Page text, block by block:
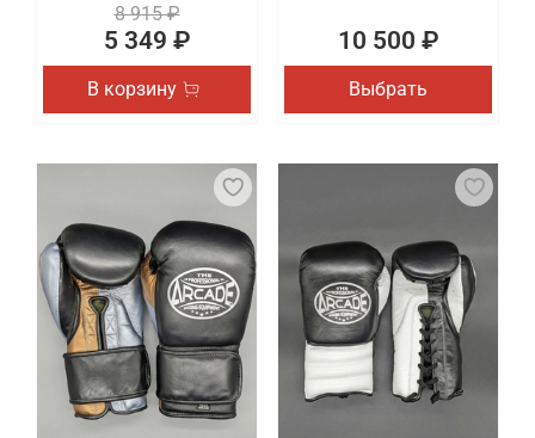
8 915 ₽
5 349 ₽
В корзину
10 500 ₽
Выбрать